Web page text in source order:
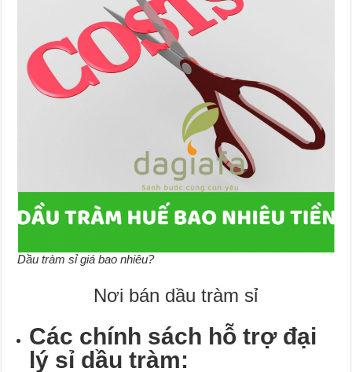
Dầu tràm sỉ giá bao nhiêu?
Nơi bán dầu tràm sỉ
Các chính sách hỗ trợ đại
lý sỉ dầu tràm: